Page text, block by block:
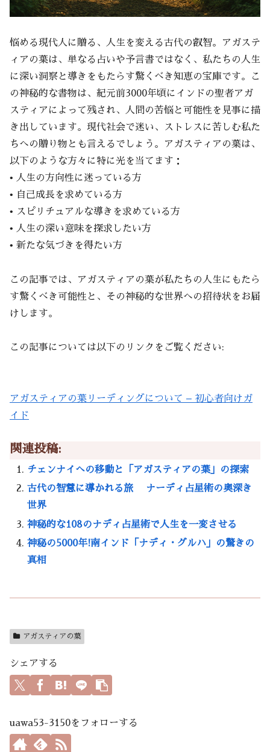
悩める現代人に贈る、人生を変える古代の叡智。アガステ
ィアの葉は、単なる占いや予言書ではなく、私たちの人生
に深い洞察と導きをもたらす驚くべき知恵の宝庫です。こ
の神秘的な書物は、紀元前3000年頃にインドの聖者アガ
スティアによって残され、人間の苦悩と可能性を見事に描
き出しています。現代社会で迷い、ストレスに苦しむ私た
ちへの贈り物とも言えるでしょう。アガスティアの葉は、
以下のような方々に特に光を当てます：
• 人生の方向性に迷っている方
• 自己成長を求めている方
• スピリチュアルな導きを求めている方
• 人生の深い意味を探求したい方
• 新たな気づきを得たい方
この記事では、アガスティアの葉が私たちの人生にもたら
す驚くべき可能性と、その神秘的な世界への招待状をお届
けします。
この記事については以下のリンクをご覧ください:
アガスティアの葉リーディングについて – 初心者向けガ
イド
関連投稿:
チェンナイへの移動と「アガスティアの葉」の探索
古代の智慧に導かれる旅 ナーディ占星術の奥深き
世界
神秘的な108のナディ占星術で人生を一変させる
神秘の5000年!南インド「ナディ・グルハ」の驚きの
真相
アガスティアの葉
シェアする
uawa53-3150をフォローする